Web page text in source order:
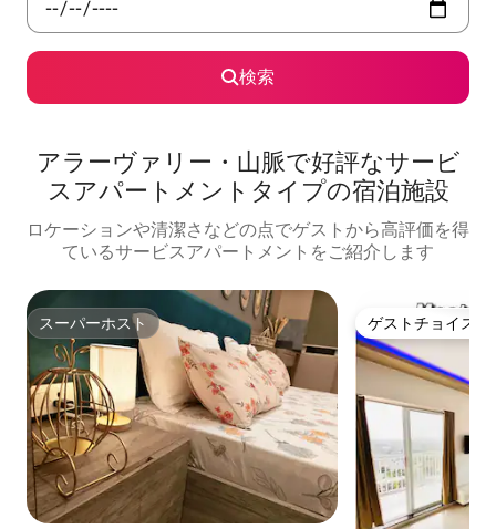
検索
アラーヴァリー・山脈で好評なサービ
スアパートメントタイプの宿泊施設
ロケーションや清潔さなどの点でゲストから高評価を得
ているサービスアパートメントをご紹介します
スーパーホスト
スーパーホスト ゲストチョイス
ゲストチョイス